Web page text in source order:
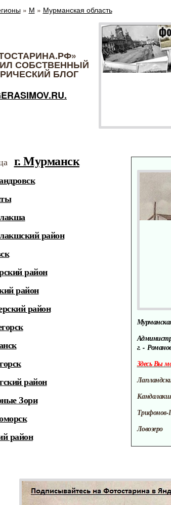
» М » Мурманская область
СОБСТВЕННЫЙ
БЛОГ
г. -
Здесь Вы
Трифонов-
Ловозеро
г. Мурманск
район
район
район
район
район
Зори
район